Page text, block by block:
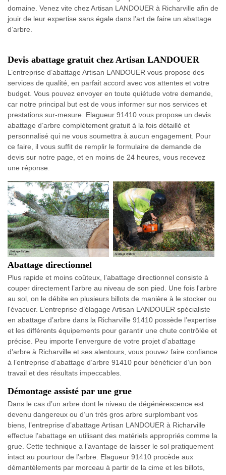
domaine. Venez vite chez Artisan LANDOUER à Richarville afin de
jouir de leur expertise sans égale dans l’art de faire un abattage
d’arbre.
Devis abattage gratuit chez Artisan LANDOUER
L’entreprise d’abattage Artisan LANDOUER vous propose des
services de qualité, en parfait accord avec vos attentes et votre
budget. Vous pouvez envoyer en toute quiétude votre demande,
car notre principal but est de vous informer sur nos services et
prestations sur-mesure. Elagueur 91410 vous propose un devis
abattage d’arbre complètement gratuit à la fois détaillé et
personnalisé qui ne vous soumettra à aucun engagement. Pour
ce faire, il vous suffit de remplir le formulaire de demande de
devis sur notre page, et en moins de 24 heures, vous recevez
une réponse.
Abattage directionnel
Plus rapide et moins coûteux, l’abattage directionnel consiste à
couper directement l’arbre au niveau de son pied. Une fois l'arbre
au sol, on le débite en plusieurs billots de manière à le stocker ou
l'évacuer. L’entreprise d’élagage Artisan LANDOUER spécialiste
en abattage d’arbre dans la Richarville 91410 possède l’expertise
et les différents équipements pour garantir une chute contrôlée et
précise. Peu importe l’envergure de votre projet d’abattage
d’arbre à Richarville et ses alentours, vous pouvez faire confiance
à l’entreprise d’abattage d’arbre 91410 pour bénéficier d’un bon
travail et des résultats impeccables.
Démontage assisté par une grue
Dans le cas d’un arbre dont le niveau de dégénérescence est
devenu dangereux ou d’un très gros arbre surplombant vos
biens, l’entreprise d’abattage Artisan LANDOUER à Richarville
effectue l’abattage en utilisant des matériels appropriés comme la
grue. Cette technique a l’avantage de laisser le sol pratiquement
intact au pourtour de l’arbre. Elagueur 91410 procède aux
démantèlements par morceau à partir de la cime et les billots,